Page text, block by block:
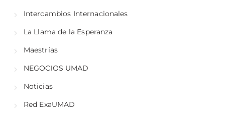
Intercambios Internacionales
La Llama de la Esperanza
Maestrías
NEGOCIOS UMAD
Noticias
Red ExaUMAD